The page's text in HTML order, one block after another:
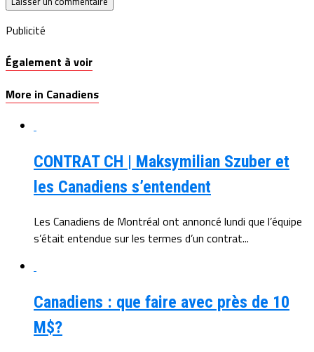
Publicité
Également à voir
More in Canadiens
CONTRAT CH | Maksymilian Szuber et
les Canadiens s’entendent
Les Canadiens de Montréal ont annoncé lundi que l’équipe
s’était entendue sur les termes d’un contrat...
Canadiens : que faire avec près de 10
M$?